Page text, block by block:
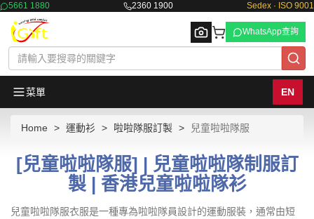
5661 1880 2360 1900 Sedex · ISO 9001
Browse
WhatsApp查詢
菜單 EN
Home 運動衫 啦啦隊服訂製 兒童啦啦隊服
[兒童啦啦隊服] | 兒童啦啦隊制服訂
製 | 香港兒童啦啦隊衫
兒童啦啦隊服衣服是一種專為啦啦隊員設計的運動服裝，通常由短